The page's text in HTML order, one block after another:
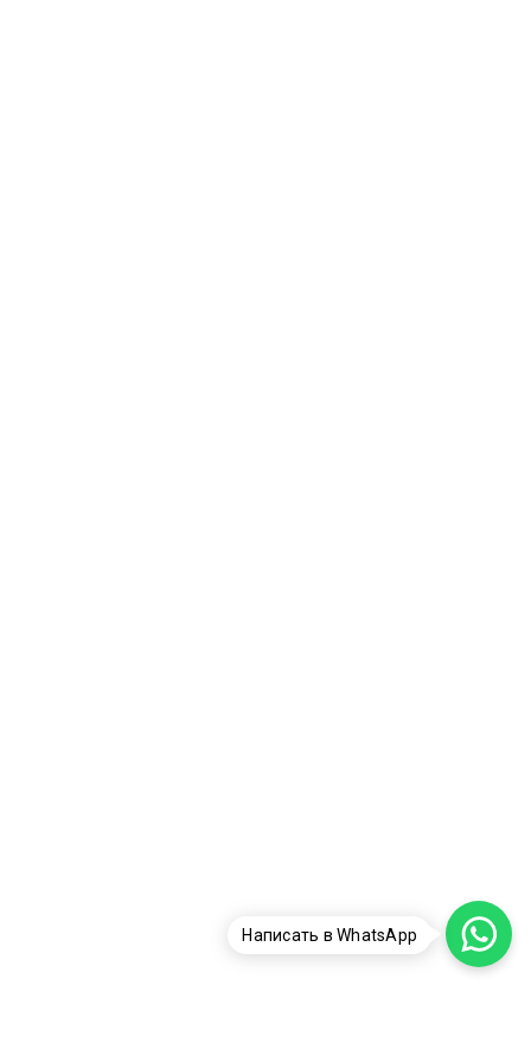
Написать в WhatsApp